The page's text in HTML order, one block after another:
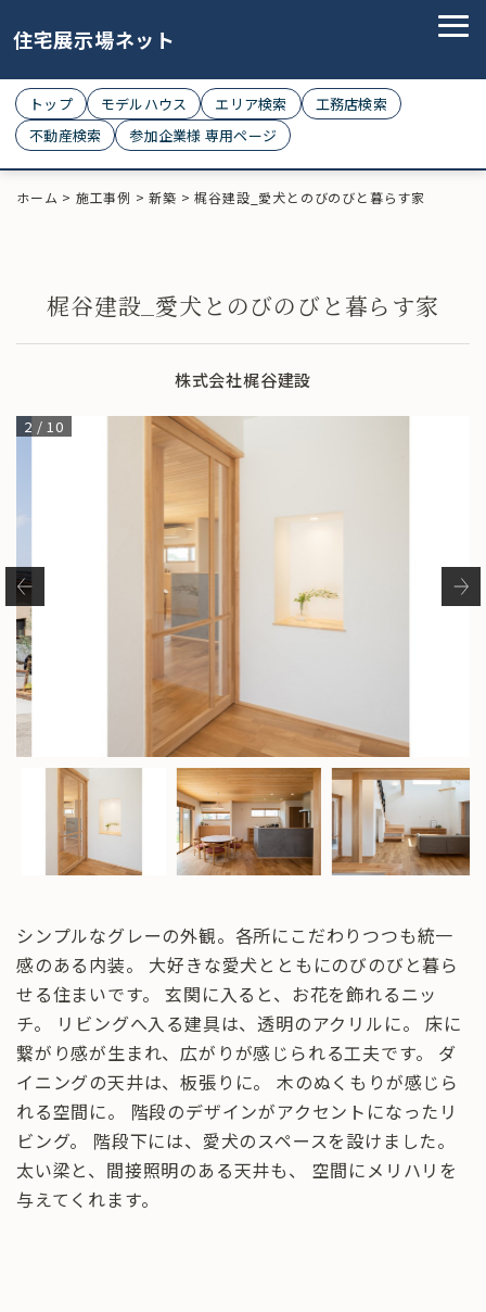
住宅展示場ネット
トップ モデルハウス エリア検索
工務店検索
不動産検索
参加企業様 専用ページ
ホーム > 施工事例 >新築 >梶谷建設_愛犬とのびのびと暮らす家
梶谷建設_愛犬とのびのびと暮らす家
株式会社梶谷建設
2 /10
シンプルなグレーの外観。各所にこだわりつつも統一
感のある内装。 大好きな愛犬とともにのびのびと暮ら
せる住まいです。 玄関に入ると、お花を飾れるニッ
チ。 リビングへ入る建具は、透明のアクリルに。 床に
繋がり感が生まれ、広がりが感じられる工夫です。 ダ
イニングの天井は、板張りに。 木のぬくもりが感じら
れる空間に。 階段のデザインがアクセントになったリ
ビング。 階段下には、愛犬のスペースを設けました。
太い梁と、間接照明のある天井も、 空間にメリハリを
与えてくれます。